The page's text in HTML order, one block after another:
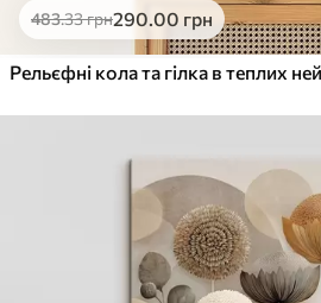
483.33грн290 .00 грн